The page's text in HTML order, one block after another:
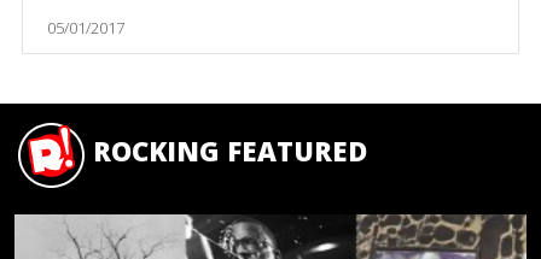
05/01/2017
ROCKING FEATURED